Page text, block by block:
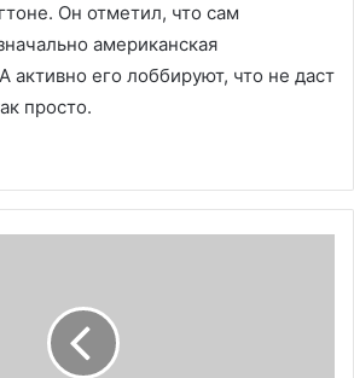
Он отметил, что сам
американская
активно его лоббируют, что не даст
просто.